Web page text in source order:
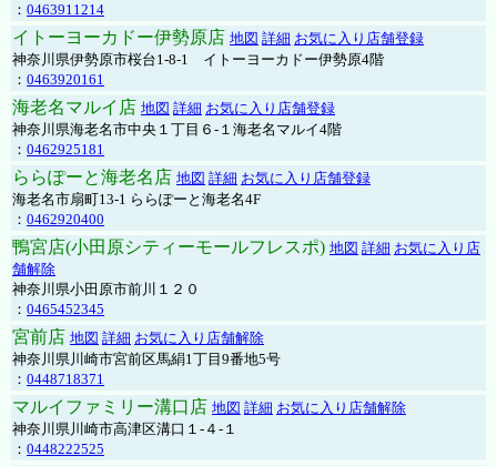
： 0463911214
イトーヨーカドー伊勢原店 地図 詳細 お気に入り店舗登録
神奈川県伊勢原市桜台1-8-1 イトーヨーカドー伊勢原4階
： 0463920161
海老名マルイ店 地図 詳細 お気に入り店舗登録
神奈川県海老名市中央１丁目６-１海老名マルイ4階
： 0462925181
ららぽーと海老名店 地図 詳細 お気に入り店舗登録
海老名市扇町13-1 ららぽーと海老名4F
： 0462920400
鴨宮店(小田原シティーモールフレスポ) 地図 詳細 お気に入り店
舗解除
神奈川県小田原市前川１２０
： 0465452345
宮前店 地図 詳細 お気に入り店舗解除
神奈川県川崎市宮前区馬絹1丁目9番地5号
： 0448718371
マルイファミリー溝口店 地図 詳細 お気に入り店舗解除
神奈川県川崎市高津区溝口１-４-１
： 0448222525